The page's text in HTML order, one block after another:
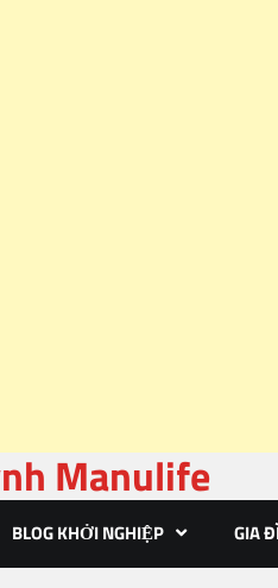
Manulife
BLOG KHỞI NGHIỆP GIA